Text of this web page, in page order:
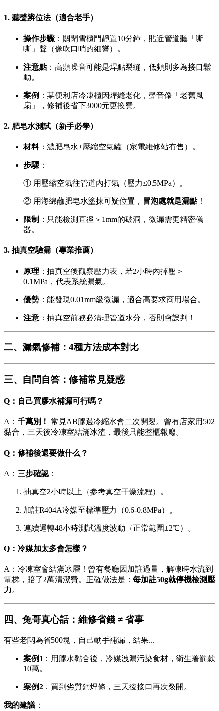
1. 聽聲辨位法（適合老手）
操作步驟 ：關閉雪櫃門靜置10分鐘，貼近管道聽「嘶
嘶」聲（像吹口哨的細響）。
注意點：高頻噪音可能是焊點裂縫，低頻則多為接口鬆
動。
案例 ：某便利店冷凍櫃因焊縫老化，聲音像「老舊風
扇」，修補後省下3000元更換費。
2. 肥皂水測試 （新手必學）
材料：濃肥皂水+壓縮空氣罐（家電維修站有售）。
步驟 ：
① 用壓縮空氣往管道內打氣（壓力≤0.5MPa）。
② 用海綿蘸肥皂水塗抹可疑位置， 冒泡處就是漏點！
限制 ：只能檢測直徑＞1mm的破洞，微漏需更精密儀
器。
3. 抽真空驗漏 （專業推薦）
原理 ：抽真空後觀察壓力表，若2小時內掉壓＞
0.1MPa，代表系統漏氣。
優勢 ：能發現0.01mm級微漏，適合高要求商用場合。
注意 ：抽真空前務必清理管道水分，否則會誤判！
二、漏氣修補：4種方法成本對比
三、自問自答：修補常見疑惑
Q：自己買膠水補漏可行嗎？
A： 千萬別！ ​ 常見AB膠遇冷縮水會二次開裂。曾有店家用502
黏合，三天後冷凍室結滿冰渣，最後只能整櫃報廢。
Q：修補後還要做什么？
A： 三步確認 ：
抽真空2小時以上（參考真空干燥流程）。
加註R404A冷媒至標準壓力（0.6-0.8MPa）。
連續運轉48小時測試溫度波動（正常範圍±2℃）。
Q：冷媒加太多會怎樣？
A：冷凍室會結滿冰層！曾有餐廳因加註過量，解凍時水流到
電梯，賠了2萬清潔費。正確做法是： 每加註50g就停機檢測壓
力。
四、兔哥真心話：維修省錢 ≠ 省事
有些老闆為省500塊，自己動手補漏，結果...
案例1 ：用膠水黏合後，冷媒洩漏污染食材，衛生署罰款
10萬。
案例2 ：買到劣質銅焊條，三天後接口再次裂開。
我的建議 ：